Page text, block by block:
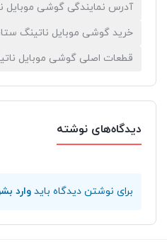
آدرس نمایندگی گوشی موبایل
خرید گوشی موبایل ناتینگ
قطعات اصلی گوشی موبایل
دیدگاه‌های نوشته
برای نوشتن دیدگاه باید وارد